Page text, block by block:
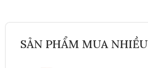
SẢN PHẨM MUA NHIỀU